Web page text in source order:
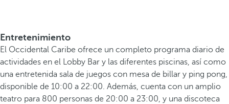
Entretenimiento
El Occidental Caribe ofrece un completo programa diario de
actividades en el Lobby Bar y las diferentes piscinas, así como
una entretenida sala de juegos con mesa de billar y ping pong,
disponible de 10:00 a 22:00. Además, cuenta con un amplio
teatro para 800 personas de 20:00 a 23:00, y una discoteca